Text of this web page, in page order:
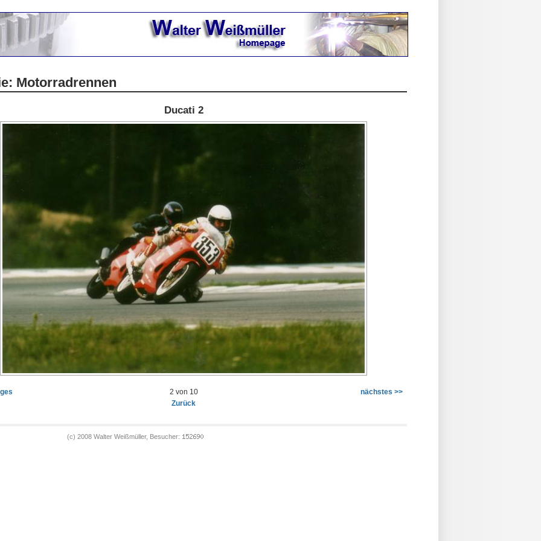
Motorradrennen
Ducati 2
2 von 10
nächstes >>
Zurück
(c) 2008 Walter Weißmüller, Besucher: